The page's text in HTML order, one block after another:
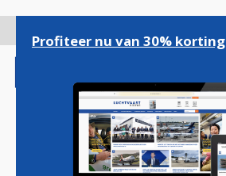
gaan
Profiteer nu van 30% korting